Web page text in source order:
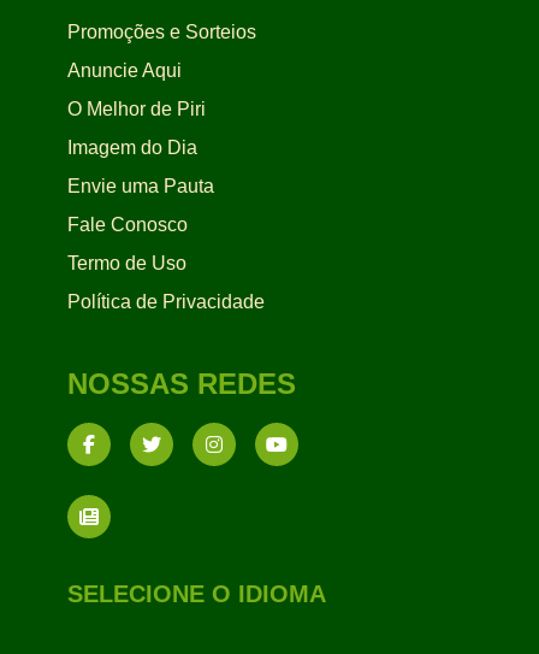
Promoções e Sorteios
Anuncie Aqui
O Melhor de Piri
Imagem do Dia
Envie uma Pauta
Fale Conosco
Termo de Uso
Política de Privacidade
NOSSAS REDES
SELECIONE O IDIOMA